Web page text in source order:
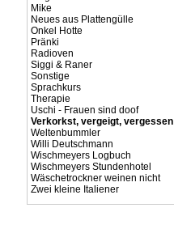
Mike
Neues aus Plattengülle
Onkel Hotte
Pränki
Radioven
Siggi & Raner
Sonstige
Sprachkurs
Therapie
Uschi - Frauen sind doof
Verkorkst, vergeigt, vergessen
Weltenbummler
Willi Deutschmann
Wischmeyers Logbuch
Wischmeyers Stundenhotel
Wäschetrockner weinen nicht
Zwei kleine Italiener